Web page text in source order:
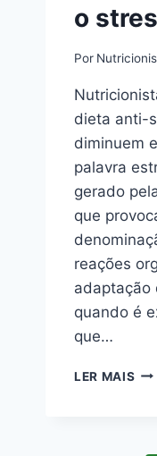
o
Por
dieta anti-
diminuem
palavra
gerado
que
reações
adaptação
quando é
que…
LER MAIS